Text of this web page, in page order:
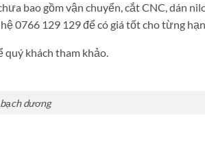
bao gồm vận chuyển, cắt CNC, dán
0766 129 129 để có giá tốt cho từng
quý khách tham khảo.
dương